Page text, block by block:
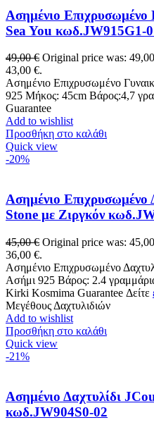
Ασημένιο Επιχρυσωμένο
Sea You κωδ.JW915G1-
49,00€ Original price was:
43,00 €.
Ασημένιο Επιχρυσωμένο
925 Μήκος: 45cm Βάρος:4,7
Guarantee
Add to wishlist
Προσθήκη στο καλάθι
Quick view
-20%
Ασημένιο
Stone με Ζιργκόν
45,00€ Original price was:
36,00 €.
Ασημένιο Επιχρυσωμένο
Ασήμι 925 Βάρος: 2.4
Kirki Kosmima Guarantee Δείτε
Μεγέθους Δαχτυλιδιών
Add to wishlist
Προσθήκη στο καλάθι
Quick view
-21%
Ασημένιο Δαχτυλίδι
κωδ.JW904S0-02